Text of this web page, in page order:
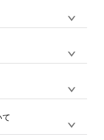
ほど、オンデマンド
作することが可能で
能です。使用できな
。（※ Illustratorか
いません。AIで保存
ップロードして下さ
。30個以上のご製
トが担当するエコバ
やFAX、メールなど
合は、製作数量が
ト担当が、デザイ
サー
30個以下の場合
用ください)
業者・伝票番号を
すので、直接配送業
お願い致します。
大50%)が適用され
入金額の1％が1ポ
て